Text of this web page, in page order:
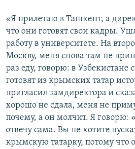
«Я прилетаю в Ташкент, а
что они готовят свои кадры.
работу в университете. На
Москву, меня снова там не
раз еду, говорю: в Узбекистане
готовят из крымских татар
пригласил замдиректора и
хорошо не сдала, меня не
почему, а он молчит. Я говорю:
отвечу сама. Вы не хотите
крымскую татарку, потому что